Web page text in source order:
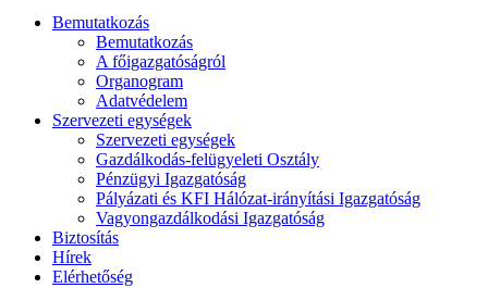
Bemutatkozás
Bemutatkozás
A főigazgatóságról
Organogram
Adatvédelem
Szervezeti egységek
Szervezeti egységek
Gazdálkodás-felügyeleti Osztály
Pénzügyi Igazgatóság
Pályázati és KFI Hálózat-irányítási Igazgatóság
Vagyongazdálkodási Igazgatóság
Biztosítás
Hírek
Elérhetőség